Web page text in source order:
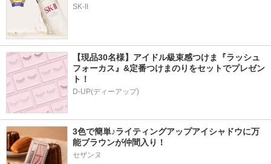
SK-II
【現品30名様】アイドル級束感つけま『ラッシュ
フォーカス』&定番つけまのりをセットでプレゼン
ト！
D-UP(ディーアップ)
3色で簡単♪ライティングアップアイシャドウに万
能ブラウンが仲間入り！
セザンヌ